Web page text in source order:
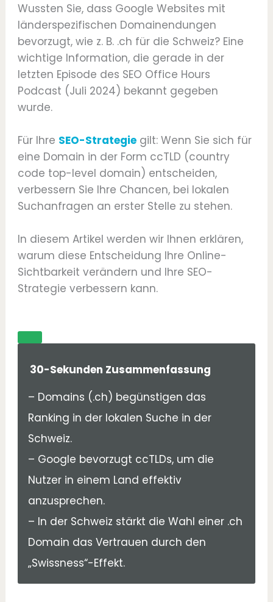
Wussten Sie, dass Google Websites mit
länderspezifischen Domainendungen
bevorzugt, wie z. B. .ch für die Schweiz? Eine
wichtige Information, die gerade in der
letzten Episode des SEO Office Hours
Podcast (Juli 2024) bekannt gegeben
wurde.
Für Ihre SEO-Strategie gilt: Wenn Sie sich für
eine Domain in der Form ccTLD (country
code top-level domain) entscheiden,
verbessern Sie Ihre Chancen, bei lokalen
Suchanfragen an erster Stelle zu stehen.
In diesem Artikel werden wir Ihnen erklären,
warum diese Entscheidung Ihre Online-
Sichtbarkeit verändern und Ihre SEO-
Strategie verbessern kann.
30-Sekunden Zusammenfassung
– Domains (.ch) begünstigen das
Ranking in der lokalen Suche in der
Schweiz.
– Google bevorzugt ccTLDs, um die
Nutzer in einem Land effektiv
anzusprechen.
– In der Schweiz stärkt die Wahl einer .ch
Domain das Vertrauen durch den
„Swissness“-Effekt.